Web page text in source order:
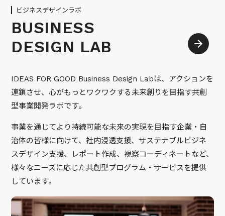
ビジネスデザインラボ
BUSINESS
DESIGN LAB
IDEAS FOR GOOD Business Design Labは、アクションを
連鎖させ、心がもっとワクワクする未来創りを目指す共創
型事業開発ラボです。
事業を通じてより持続可能な未来の実現を目指す企業・自
治体の皆様に向けて、社内浸透支援、サステナブルビジネ
スデザイン支援、レポート作成、視察コーディネートなど、
様々なニーズに応じた共創型プログラム・サービスを提供
しています。